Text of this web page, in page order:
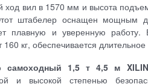
ход вил в 1570 мм и высота
штабелер оснащен мощным
плавную и уверенную работу.
160 кг, обеспечивается
самоходный 1,5 т 4,5 м
и высокой степенью